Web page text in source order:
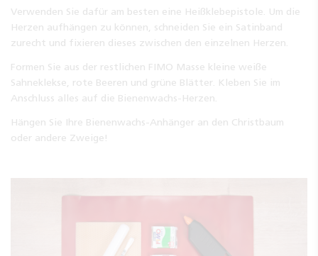
Verwenden Sie dafür am besten eine Heißklebepistole. Um die
Herzen aufhängen zu können, schneiden Sie ein Satinband
zurecht und fixieren dieses zwischen den einzelnen Herzen.
Formen Sie aus der restlichen FIMO Masse kleine weiße
Sahneklekse, rote Beeren und grüne Blätter. Kleben Sie im
Anschluss alles auf die Bienenwachs-Herzen.
Hängen Sie Ihre Bienenwachs-Anhänger an den Christbaum
oder andere Zweige!